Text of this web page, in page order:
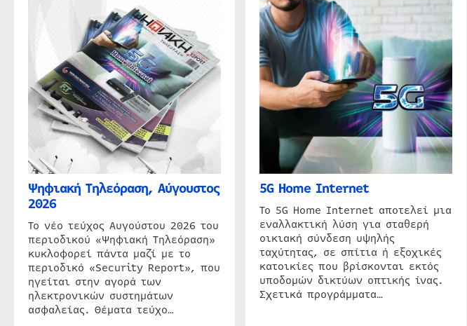
Ψηφιακή Τηλεόραση, Αύγουστος
2026
Το νέο τεύχος Αυγούστου 2026 του
περιοδικού «Ψηφιακή Τηλεόραση»
κυκλοφορεί πάντα μαζί με το
περιοδικό «Security Report», που
ηγείται στην αγορά των
ηλεκτρονικών συστημάτων
ασφαλείας. Θέματα τεύχο…
5G Home Internet
Το 5G Home Internet αποτελεί μια
εναλλακτική λύση για σταθερή
οικιακή σύνδεση υψηλής
ταχύτητας, σε σπίτια ή εξοχικές
κατοικίες που βρίσκονται εκτός
υποδομών δικτύων οπτικής ίνας.
Σχετικά προγράμματα…